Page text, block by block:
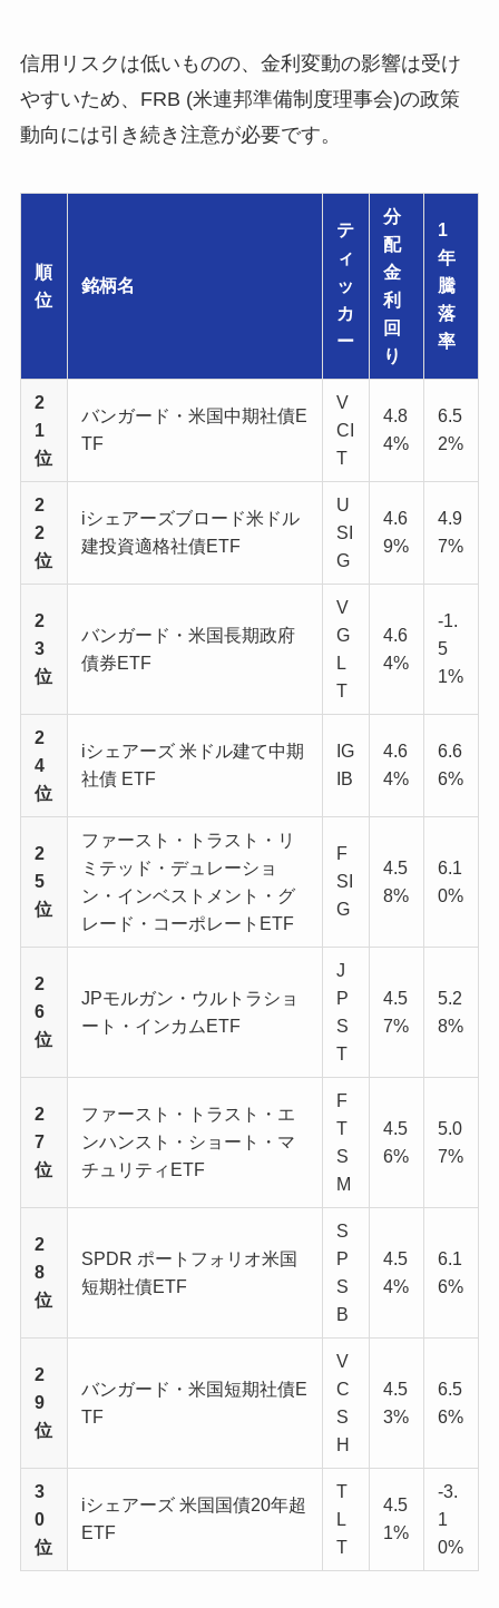
信用リスクは低いものの、金利変動の影響は受け
やすいため、FRB (米連邦準備制度理事会)の政策
動向には引き続き注意が必要です。
順
位
銘柄名
テ
ィ
ッ
カ
ー
分
配
金
利
回
り
1
年
騰
落
率
2
1
位
バンガード・米国中期社債E
TF
V
CI
T
4.8
4%
6.5
2%
2
2
位
iシェアーズブロード米ドル
建投資適格社債ETF
U
SI
G
4.6
9%
4.9
7%
2
3
位
バンガード・米国長期政府
債券ETF
V
G
L
T
4.6
4%
-1.
5
1%
2
4
位
iシェアーズ 米ドル建て中期
社債 ETF
IG
IB
4.6
4%
6.6
6%
2
5
位
ファースト・トラスト・リ
ミテッド・デュレーショ
ン・インベストメント・グ
レード・コーポレートETF
F
SI
G
4.5
8%
6.1
0%
2
6
位
JPモルガン・ウルトラショ
ート・インカムETF
J
P
S
T
4.5
7%
5.2
8%
2
7
位
ファースト・トラスト・エ
ンハンスト・ショート・マ
チュリティETF
F
T
S
M
4.5
6%
5.0
7%
2
8
位
SPDR ポートフォリオ米国
短期社債ETF
S
P
S
B
4.5
4%
6.1
6%
2
9
位
バンガード・米国短期社債E
TF
V
C
S
H
4.5
3%
6.5
6%
3
0
位
iシェアーズ 米国国債20年超
ETF
T
L
T
4.5
1%
-3.
1
0%